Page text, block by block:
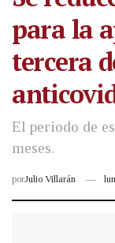
para la
tercera
El periodo de
meses.
porJulio Villarán